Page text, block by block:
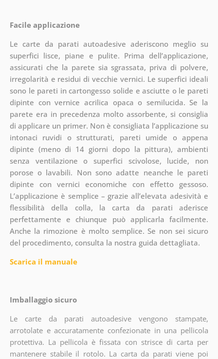
Facile applicazione
Le carte da parati autoadesive aderiscono meglio su
superfici lisce, piane e pulite. Prima dell’applicazione,
assicurati che la parete sia sgrassata, priva di polvere,
irregolarità e residui di vecchie vernici. Le superfici ideali
sono le pareti in cartongesso solide e asciutte o le pareti
dipinte con vernice acrilica opaca o semilucida. Se la
parete era in precedenza molto assorbente, si consiglia
di applicare un primer. Non è consigliata l’applicazione su
intonaci ruvidi o strutturati, pareti umide o appena
dipinte (meno di 14 giorni dopo la pittura), ambienti
senza ventilazione o superfici scivolose, lucide, non
porose o lavabili. Non sono adatte neanche le pareti
dipinte con vernici economiche con effetto gessoso.
L’applicazione è semplice – grazie all’elevata adesività e
flessibilità della colla, la carta da parati aderisce
perfettamente e chiunque può applicarla facilmente.
Anche la rimozione è molto semplice. Se non sei sicuro
del procedimento, consulta la nostra guida dettagliata.
Scarica il manuale
Imballaggio sicuro
Le carte da parati autoadesive vengono stampate,
arrotolate e accuratamente confezionate in una pellicola
protettiva. La pellicola è fissata con strisce di carta per
mantenere stabile il rotolo. La carta da parati viene poi